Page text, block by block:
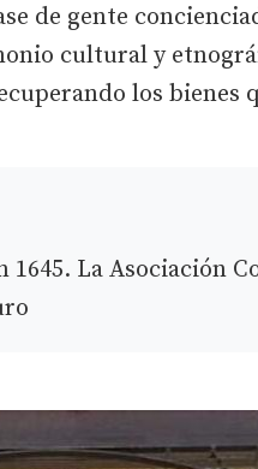
de gente
cultural y
los bienes
La Asociación